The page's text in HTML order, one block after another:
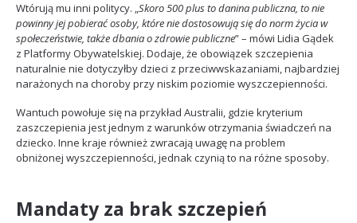
Wtórują mu inni politycy. „Skoro 500 plus to danina publiczna, to nie
powinny jej pobierać osoby, które nie dostosowują się do norm życia w
społeczeństwie, także dbania o zdrowie publiczne” – mówi Lidia Gądek
z Platformy Obywatelskiej. Dodaje, że obowiązek szczepienia
naturalnie nie dotyczyłby dzieci z przeciwwskazaniami, najbardziej
narażonych na choroby przy niskim poziomie wyszczepienności.
Wantuch powołuje się na przykład Australii, gdzie kryterium
zaszczepienia jest jednym z warunków otrzymania świadczeń na
dziecko. Inne kraje również zwracają uwagę na problem
obniżonej wyszczepienności, jednak czynią to na różne sposoby.
Mandaty za brak szczepień